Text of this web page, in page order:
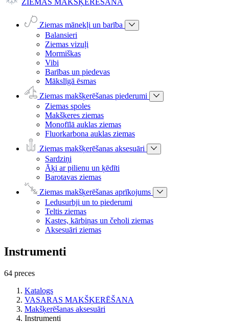
ZIEMAS MAKŠĶERĒŠANA
Ziemas mānekļi un barība
Balansieri
Ziemas vizuļi
Mormiškas
Vibi
Barības un piedevas
Mākslīgā ēsmas
Ziemas makšķerēšanas piederumi
Ziemas spoles
Makšķeres ziemas
Monofīlā auklas ziemas
Fluorkarbona auklas ziemas
Ziemas makšķerēšanas aksesuāri
Sardziņi
Āķi ar pilienu un ķēdīti
Barotavas ziemas
Ziemas makšķerēšanas aprīkojums
Ledusurbji un to piederumi
Teltis ziemas
Kastes, kārbiņas un čeholi ziemas
Aksesuāri ziemas
Instrumenti
64 preces
Katalogs
VASARAS MAKŠĶERĒŠANA
Makšķerēšanas aksesuāri
Instrumenti